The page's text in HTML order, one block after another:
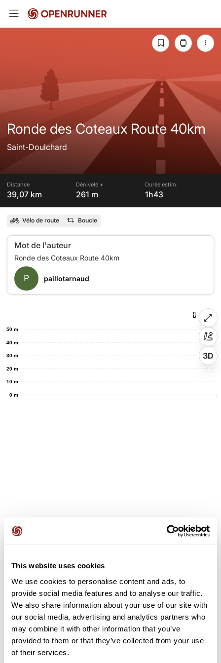
This website uses cookies
We use cookies to personalise content and ads, to
provide social media features and to analyse our traffic.
We also share information about your use of our site with
our social media, advertising and analytics partners who
may combine it with other information that you’ve
provided to them or that they’ve collected from your use
of their services.
Ronde des Coteaux Route 40km
Saint-Doulchard
Distance
39,07 km
Dénivelé +
261 m
Durée estim.
1h43
Vélo de route Boucle
Mot de l'auteur
P paillotarnaud
0 m
10 m
20 m
30 m
40 m
50 m
3D
Soyez le premier à ajouter un avis !
Ajouter un avis